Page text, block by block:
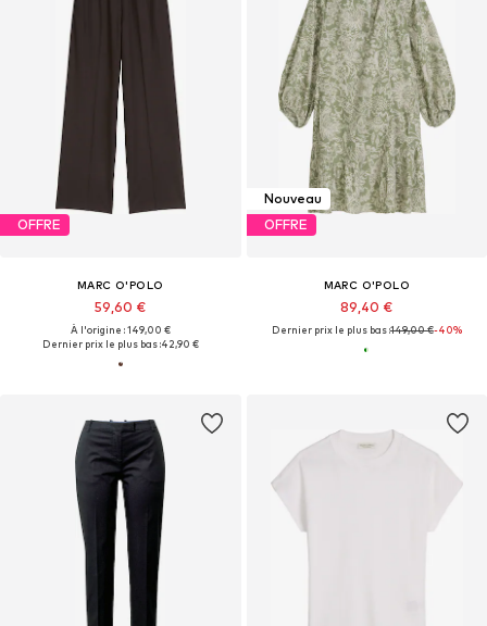
OFFRE
MARC O'POLO
59,60 €
À l'origine : 149,00 €
Dernier prix le plus bas :42,90 €
Nouveau
OFFRE
MARC O'POLO
89,40 €
Dernier prix le plus bas :149,00 €-40%